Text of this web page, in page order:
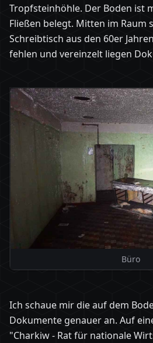
Tropfsteinhöhle. Der Boden ist
Fließen belegt. Mitten im Raum
Schreibtisch aus den 60er
fehlen und vereinzelt liegen
Büro
Ich schaue mir die auf dem
Dokumente genauer an. Auf
"Charkiw - Rat für nationale